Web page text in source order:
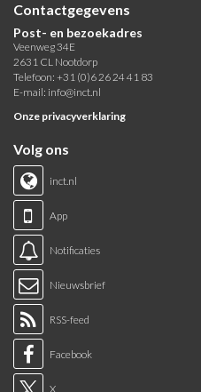
Contactgegevens
Post- en bezoekadres
Veenweg 34E
2631 CL Nootdorp
Telefoon: +31 (0)6 26 24 41 83
E-mail: info@inct.nl
Onze privacyverklaring
Volg ons
inct.nl
App
Notificaties
Nieuwsbrief
RSS-feed
Facebook